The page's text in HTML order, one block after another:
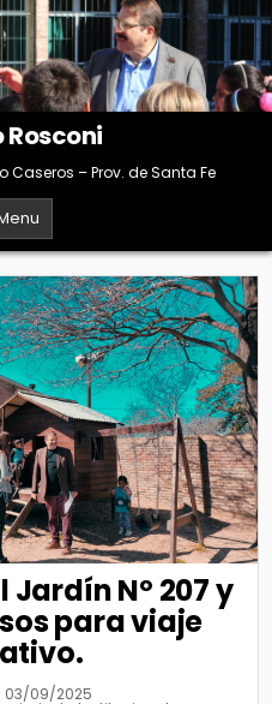
Rosconi
Caseros – Prov. de Santa Fe
Nº 207 y
para viaje
03/09/2025